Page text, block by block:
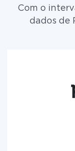
Com o
dados de